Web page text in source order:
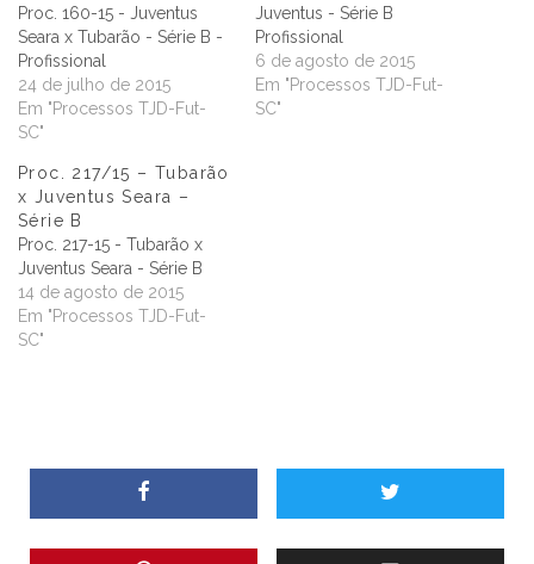
Proc. 160-15 - Juventus
Seara x Tubarão - Série B -
Profissional
24 de julho de 2015
Em "Processos TJD-Fut-
SC"
Juventus - Série B
Profissional
6 de agosto de 2015
Em "Processos TJD-Fut-
SC"
Proc. 217/15 – Tubarão
x Juventus Seara –
Série B
Proc. 217-15 - Tubarão x
Juventus Seara - Série B
14 de agosto de 2015
Em "Processos TJD-Fut-
SC"